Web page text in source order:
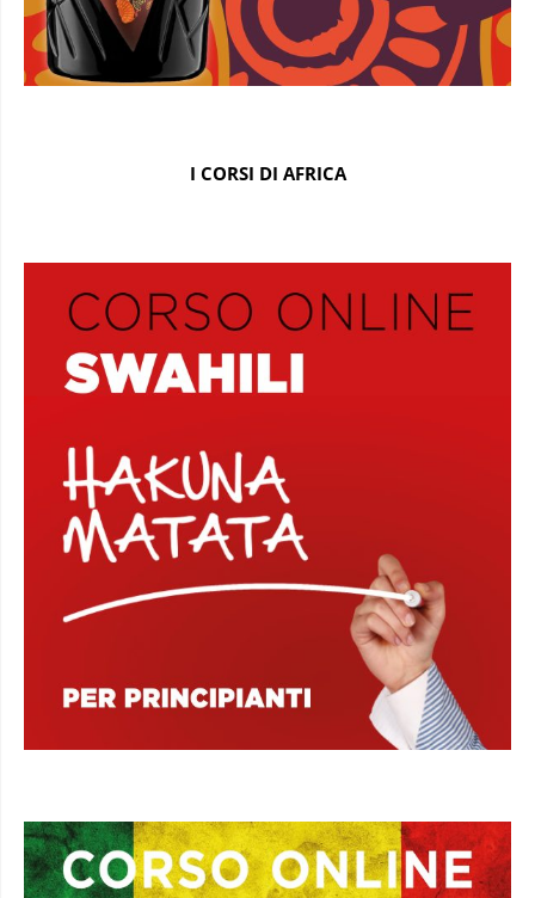
I CORSI DI AFRICA